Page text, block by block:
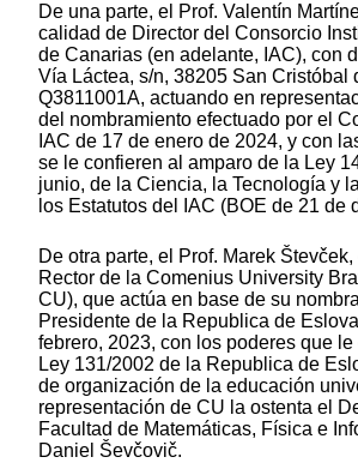
De una parte, el Prof. Valentín
calidad de Director del Consorcio
de Canarias (en adelante, IAC), con
Vía Láctea, s/n, 38205 San Cristóbal
Q3811001A, actuando en
del nombramiento efectuado por el
IAC de 17 de enero de 2024, y con
se le confieren al amparo de la Ley
junio, de la Ciencia, la Tecnología y
los Estatutos del IAC (BOE de 21 de
De otra parte, el Prof. Marek
Rector de la Comenius University
CU), que actúa en base de su
Presidente de la Republica de
febrero, 2023, con los poderes que le
Ley 131/2002 de la Republica de
de organización de la educación
representación de CU la ostenta el
Facultad de Matemáticas, Física e
Daniel Ševčovič.